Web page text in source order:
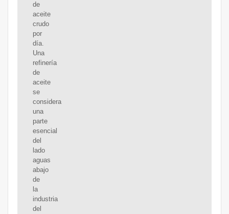
de
aceite
crudo
por
día.
Una
refinería
de
aceite
se
considera
una
parte
esencial
del
lado
aguas
abajo
de
la
industria
del